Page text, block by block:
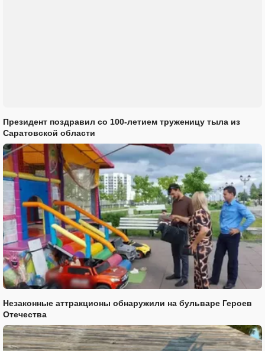
Президент поздравил со 100-летием труженицу тыла из
Саратовской области
Незаконные аттракционы обнаружили на бульваре Героев
Отечества